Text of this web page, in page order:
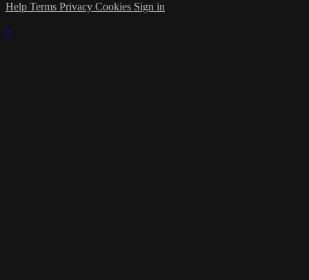
Help Terms Privacy Cookies Sign in
×